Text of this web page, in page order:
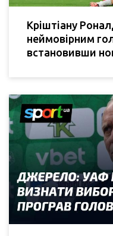
Кріштіану
неймовірним
встановивши